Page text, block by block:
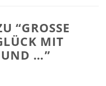
“GROSSE L
MIT T
…
”